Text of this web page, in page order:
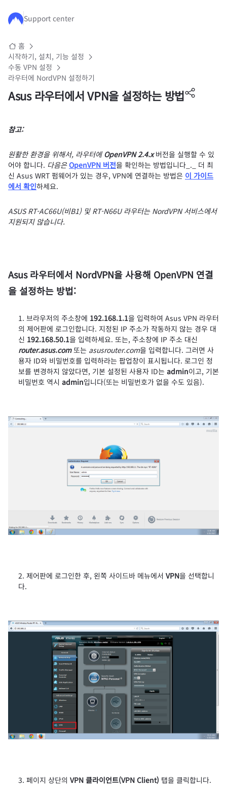
주요 콘텐츠로 건너뛰기
Support center
홈
시작하기, 설치, 기능 설정
수동 VPN 설정
라우터에 NordVPN 설정하기
Asus 라우터에서 VPN을 설정하는 방법
참고:
원활한 환경을 위해서, 라우터에 OpenVPN 2.4.x버전을 실행할 수 있
어야 합니다. 다음은 OpenVPN 버전을 확인하는 방법입니다_._ 더 최
신 Asus WRT 펌웨어가 있는 경우, VPN에 연결하는 방법은 이 가이드
에서 확인하세요.
ASUS RT-AC66U(비B1) 및 RT-N66U 라우터는 NordVPN 서비스에서
지원되지 않습니다.
Asus 라우터에서 NordVPN을 사용해 OpenVPN 연결
을 설정하는 방법:
브라우저의 주소창에 192.168.1.1을 입력하여 Asus VPN 라우터
의 제어판에 로그인합니다. 지정된 IP 주소가 작동하지 않는 경우 대
신 192.168.50.1을 입력하세요. 또는, 주소창에 IP 주소 대신
router.asus.com또는 asusrouter.com을 입력합니다. 그러면 사
용자 ID와 비밀번호를 입력하라는 팝업창이 표시됩니다. 로그인 정
보를 변경하지 않았다면, 기본 설정된 사용자 ID는 admin이고, 기본
비밀번호 역시 admin입니다(또는 비밀번호가 없을 수도 있음).
제어판에 로그인한 후, 왼쪽 사이드바 메뉴에서 VPN을 선택합니
다.
페이지 상단의 VPN 클라이언트(VPN Client) 탭을 클릭합니다.